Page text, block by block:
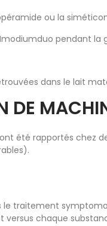
ou la
pendant
dans le lait
DE
été rapportés chez
traitement
chaque